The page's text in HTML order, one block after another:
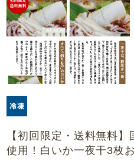
【初回限定・送料無料
使用！白いか一夜干3枚